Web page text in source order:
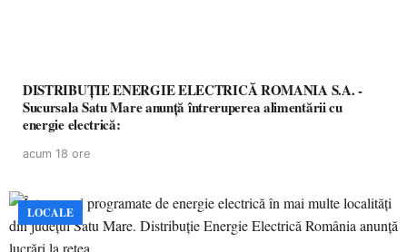
DISTRIBUȚIE ENERGIE ELECTRICĂ ROMANIA S.A. -
Sucursala Satu Mare anunţă întreruperea alimentării cu
energie electrică:
acum 18 ore
LOCALE